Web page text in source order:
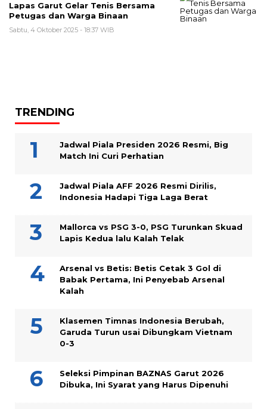
Lapas Garut Gelar Tenis Bersama
Petugas dan Warga Binaan
Sabtu, 4 Oktober 2025 - 18:37 WIB
TRENDING
Jadwal Piala Presiden 2026 Resmi, Big
Match Ini Curi Perhatian
Jadwal Piala AFF 2026 Resmi Dirilis,
Indonesia Hadapi Tiga Laga Berat
Mallorca vs PSG 3-0, PSG Turunkan Skuad
Lapis Kedua lalu Kalah Telak
Arsenal vs Betis: Betis Cetak 3 Gol di
Babak Pertama, Ini Penyebab Arsenal
Kalah
Klasemen Timnas Indonesia Berubah,
Garuda Turun usai Dibungkam Vietnam
0-3
Seleksi Pimpinan BAZNAS Garut 2026
Dibuka, Ini Syarat yang Harus Dipenuhi